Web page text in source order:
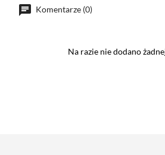
Komentarze (0)
Na razie nie dodano